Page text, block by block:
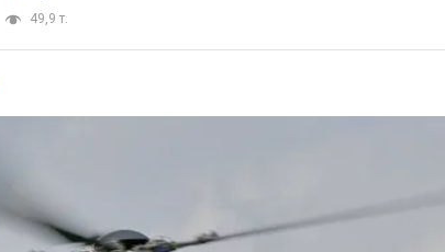
49,9 т.